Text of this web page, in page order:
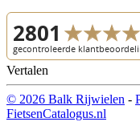
Vertalen
© 2026 Balk Rijwielen -
FietsenCatalogus.nl